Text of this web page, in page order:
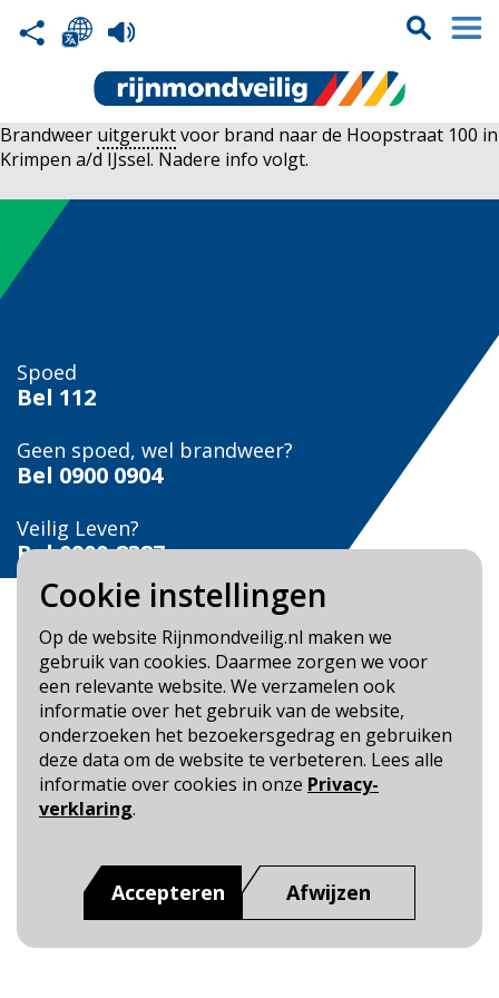
Cookie instellingen
Op de website Rijnmondveilig.nl maken we
gebruik van cookies. Daarmee zorgen we voor
een relevante website. We verzamelen ook
informatie over het gebruik van de website,
onderzoeken het bezoekersgedrag en gebruiken
deze data om de website te verbeteren. Lees alle
informatie over cookies in onze Privacy-
verklaring.
Accepteren Afwijzen
Brandweer uitgeruktvoor brand naar de Hoopstraat 100 in
Krimpen a/d IJssel. Nadere info volgt.
Spoed
Bel 112
Geen spoed, wel brandweer?
Bel 0900 0904
Veilig Leven?
Bel 0900-8387
Blijf op de hoogte
Cookie- en Privacybeleid
Toegankelijkheid